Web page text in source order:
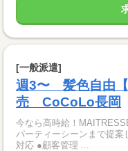
[一般派遣]
週3〜 髪色自由【
売 CoCoLo長岡
今なら高時給！
パーティーシーンまで提案します！ 【主な業務】 ●
対応 ●顧客管理 ...